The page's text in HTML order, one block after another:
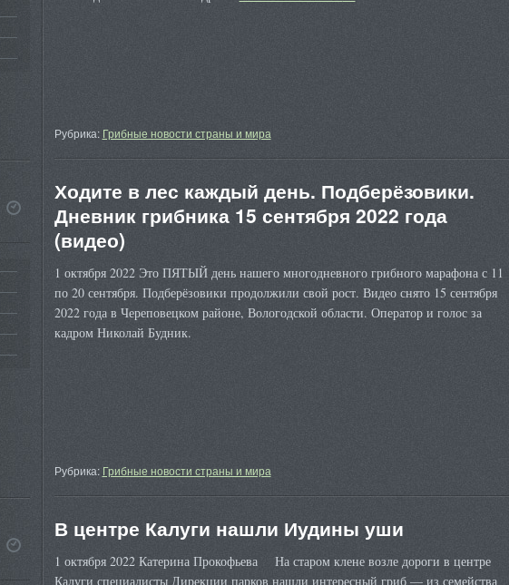
Рубрика: Грибные новости страны и мира
Ходите в лес каждый день. Подберёзовики.
Дневник грибника 15 сентября 2022 года
(видео)
1 октября 2022 Это ПЯТЫЙ день нашего многодневного грибного марафона с 11
по 20 сентября. Подберёзовики продолжили свой рост. Видео снято 15 сентября
2022 года в Череповецком районе, Вологодской области. Оператор и голос за
кадром Николай Будник.
Рубрика: Грибные новости страны и мира
В центре Калуги нашли Иудины уши
1 октября 2022 Катерина Прокофьева На старом клене возле дороги в центре
Калуги специалисты Дирекции парков нашли интересный гриб — из семейства